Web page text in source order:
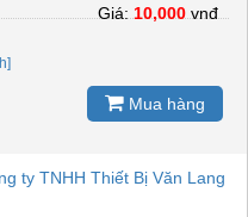
Giá:10,000vnđ
Mua hàng
ty TNHH Thiết Bị Văn Lang